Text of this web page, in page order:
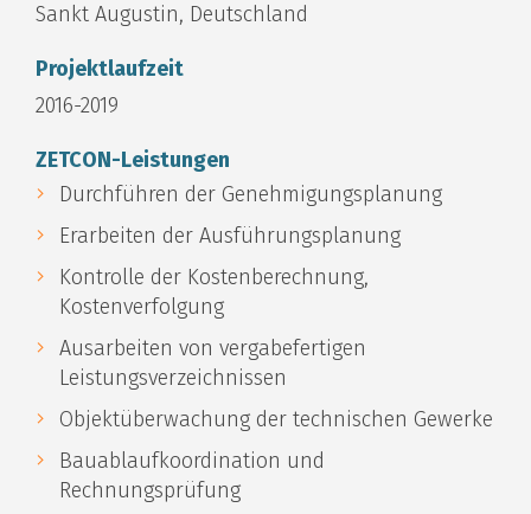
Sankt Augustin, Deutschland
Projektlaufzeit
2016-2019
ZETCON-Leistungen
Durchführen der Genehmigungsplanung
Erarbeiten der Ausführungsplanung
Kontrolle der Kostenberechnung,
Kostenverfolgung
Ausarbeiten von vergabefertigen
Leistungsverzeichnissen
Objektüberwachung der technischen Gewerke
Bauablaufkoordination und
Rechnungsprüfung